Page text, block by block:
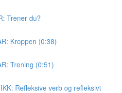
Trener du?
Kroppen (0:38)
Trening (0:51)
Refleksive verb og refleksivt